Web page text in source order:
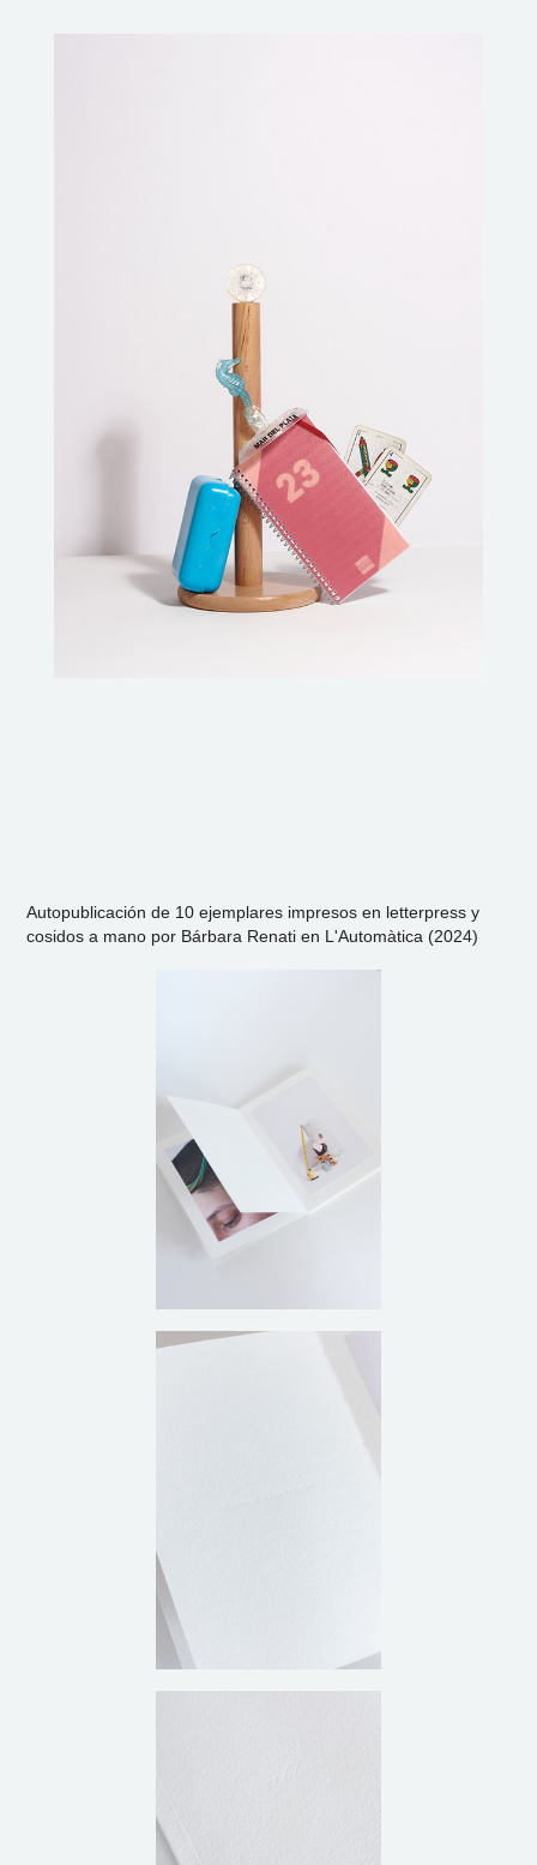
Autopublicación de 10 ejemplares impresos en letterpress y
cosidos a mano por Bárbara Renati en L'Automàtica (2024)